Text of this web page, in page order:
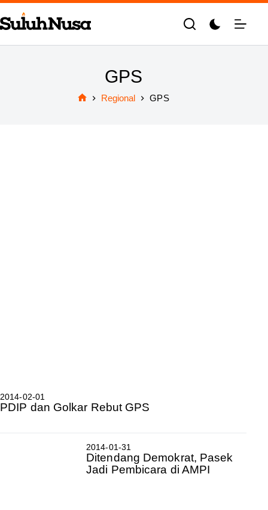
Skip
to
content
GPS
Regional GPS
2014-02-01
PDIP dan Golkar Rebut GPS
2014-01-31
Ditendang Demokrat, Pasek
Jadi Pembicara di AMPI